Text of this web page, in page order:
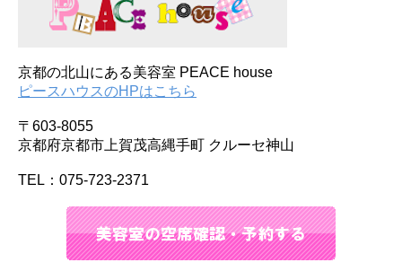
京都の北山にある美容室 PEACE house
ピースハウスのHPはこちら
〒603-8055
京都府京都市上賀茂高縄手町 クルーセ神山
TEL：075-723-2371